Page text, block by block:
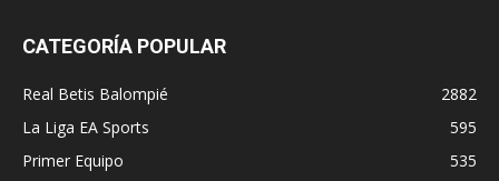
CATEGORÍA POPULAR
Real Betis Balompié
2882
La Liga EA Sports
595
Primer Equipo
535